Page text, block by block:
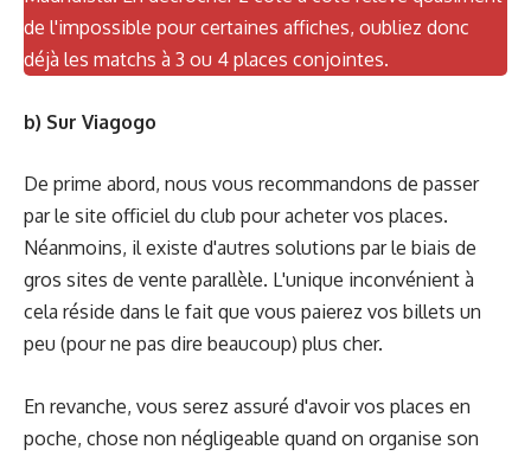
de l'impossible pour certaines affiches, oubliez donc
déjà les matchs à 3 ou 4 places conjointes.
b) Sur Viagogo
De prime abord, nous vous recommandons de passer
parle site officiel du club pour acheter vos places.
Néanmoins, il existe d'autres solutions par le biais de
gros sites de vente parallèle. L'unique inconvénient à
cela réside dans le fait que vous paierez vos billets un
peu (pour ne pas dire beaucoup) plus cher.
En revanche, vous serez assuré d'avoir vos places en
poche, chose non négligeable quand on organise son